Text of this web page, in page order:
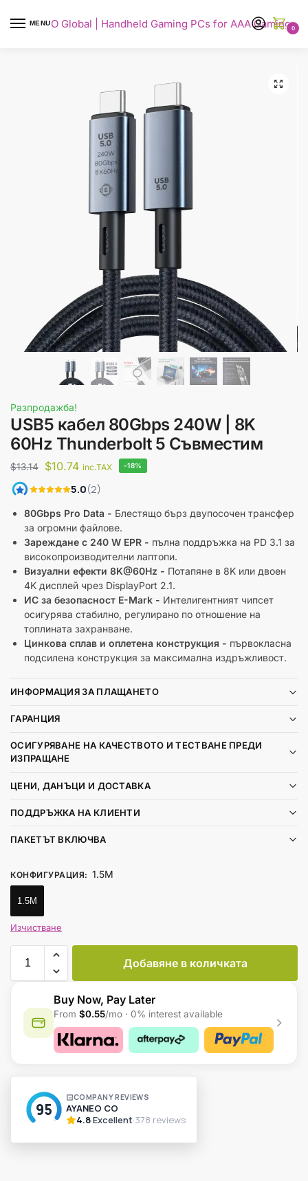
MENU
AYANEO Global | Handheld Gaming PCs for AAA Gaming0
Разпродажба!
USB5 кабел 80Gbps 240W | 8K
60Hz Thunderbolt 5 Съвместим
$13.14 $10.74 inc.TAX -18%
80Gbps Pro Data - Блестящо бърз двупосочен трансфер
за огромни файлове.
Зареждане с 240 W EPR - пълна поддръжка на PD 3.1 за
високопроизводителни лаптопи.
Визуални ефекти 8K@60Hz - Потапяне в 8K или двоен
4K дисплей чрез DisplayPort 2.1.
ИС за безопасност E-Mark - Интелигентният чипсет
осигурява стабилно, регулирано по отношение на
топлината захранване.
Цинкова сплав и оплетена конструкция - първокласна
подсилена конструкция за максимална издръжливост.
ИНФОРМАЦИЯ ЗА ПЛАЩАНЕТО
ГАРАНЦИЯ
ОСИГУРЯВАНЕ НА КАЧЕСТВОТО И ТЕСТВАНЕ ПРЕДИ
ИЗПРАЩАНЕ
ЦЕНИ, ДАНЪЦИ И ДОСТАВКА
ПОДДРЪЖКА НА КЛИЕНТИ
ПАКЕТЪТ ВКЛЮЧВА
КОНФИГУРАЦИЯ: 1.5M
1.5M
Изчистване
Добавяне в количката
Buy Now, Pay Later
From $0.55/mo · 0% interest available